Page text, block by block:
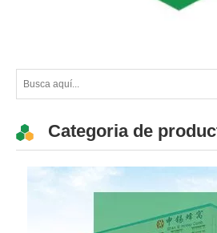
Categoria de